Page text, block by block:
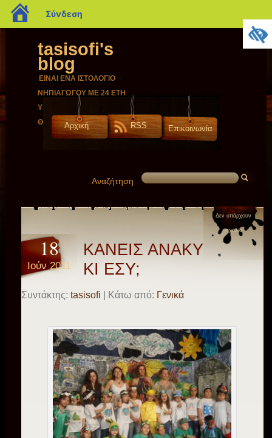
blogs.sch.gr
Σύνδεση
tasisofi's
blog
ΕΙΝΑΙ ΕΝΑ ΙΣΤΟΛΟΓΙΟ
ΝΗΠΙΑΓΩΓΟΥ ΜΕ 24 ΕΤΗ
ΥΠΗΡΕΣΙΑΣ ΣΤΟ ΝΟΜΟ
ΘΕΣΠΡΩΤΙΑΣ.
Αρχική RSS Επικοινωνία
Αναζήτηση
Δεν υπάρχουν
σχόλια
18
Ιούν 2011
ΚΑΝΕΙΣ ΑΝΑΚΥΚΛΩΣΗ
ΚΙ ΕΣΥ;
Συντάκτης: tasisofi | Κάτω από: Γενικά